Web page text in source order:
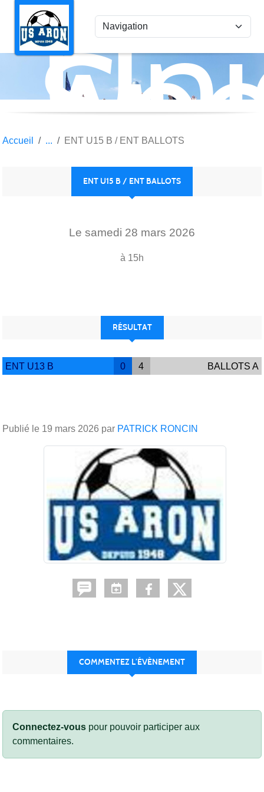
Accueil ENT U15 B / ENT BALLOTS
ENT U15 B / ENT BALLOTS
Le samedi 28 mars 2026
à 15h
RÉSULTAT
ENT U13 B 0 4 BALLOTS A
Publié le 19 mars 2026 par PATRICK RONCIN
COMMENTEZ L’ÉVÈNEMENT
Connectez-vous pour pouvoir participer aux
commentaires.
Panneau de gestion des cookies